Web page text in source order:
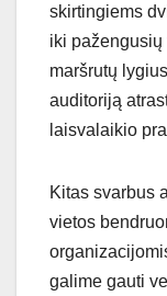
skirtingiems
iki pažengusių
maršrutų
auditoriją
laisvalaikio
Kitas svarbus
vietos
galime gauti